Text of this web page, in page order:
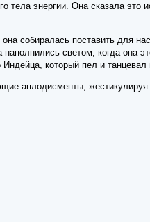
тела энергии. Она сказала это
собиралась поставить для
светом, когда она
Индейца, который пел и
аплодисменты,